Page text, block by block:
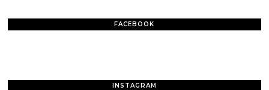
FACEBOOK
INSTAGRAM